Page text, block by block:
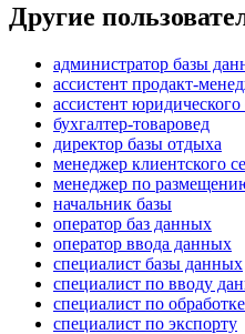
Другие
администратор базы
ассистент продакт-
ассистент юридического
бухгалтер-товаровед
директор базы отдыха
менеджер клиентского
менеджер по
начальник базы
оператор баз данных
оператор ввода данных
специалист базы данных
специалист по вводу
специалист по
специалист по экспорту